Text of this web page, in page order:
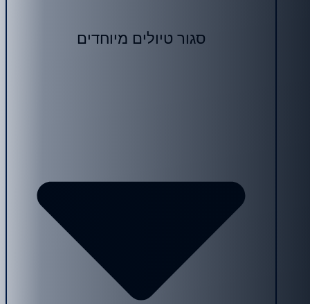
סגור טיולים מיוחדים